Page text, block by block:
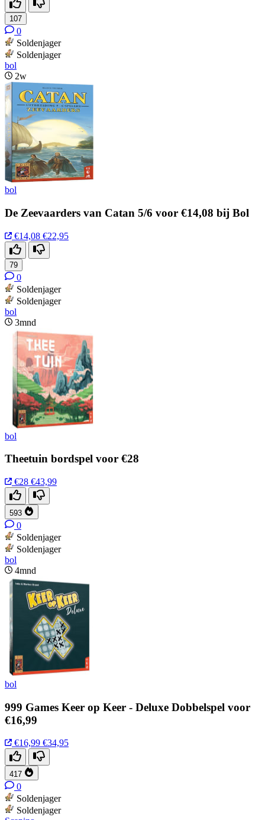
107
0
Soldenjager
Soldenjager
bol
2w
bol
De Zeevaarders van Catan 5/6 voor €14,08 bij Bol
€14,08 €22,95
79
0
Soldenjager
Soldenjager
bol
3mnd
bol
Theetuin bordspel voor €28
€28 €43,99
593
0
Soldenjager
Soldenjager
bol
4mnd
bol
999 Games Keer op Keer - Deluxe Dobbelspel voor
€16,99
€16,99 €34,95
417
0
Soldenjager
Soldenjager